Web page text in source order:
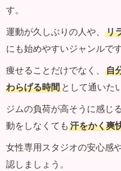
す。
運動が久しぶりの人や、
リ
にも始めやすいジャンルです
痩せることだけでなく、
自
わらげる時間 として通いた
ジムの負荷が高そうに感じ
動をしなくても 汗をかく爽
女性専用スタジオの安心感
認しましょう。